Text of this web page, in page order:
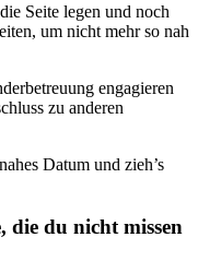
Seite legen und noch
um nicht mehr so nah
engagieren
zu anderen
Datum und zieh’s
die du nicht missen